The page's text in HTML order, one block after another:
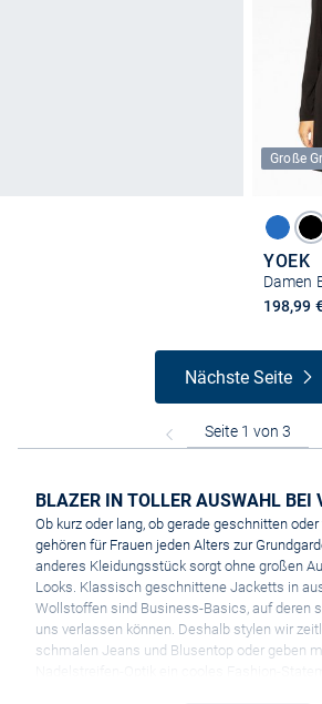
Große
YOEK
Damen
198,99
Nächste Seite
BLAZER IN TOLLER AUSWAHL BEI
Ob kurz oder lang, ob gerade geschnitten
gehören für Frauen jeden Alters zur
anderes Kleidungsstück sorgt ohne großen
Looks. Klassisch geschnittene Jacketts in
Wollstoffen sind Business-Basics, auf deren
uns verlassen können. Deshalb stylen wir
schmalen Jeans und Blusentop oder geben